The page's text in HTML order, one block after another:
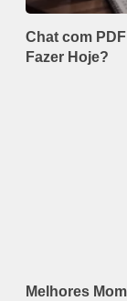
Chat com
Fazer Hoje?
Melhores